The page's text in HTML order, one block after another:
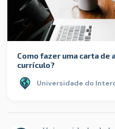
Como fazer uma carta de
currículo?
Universidade do